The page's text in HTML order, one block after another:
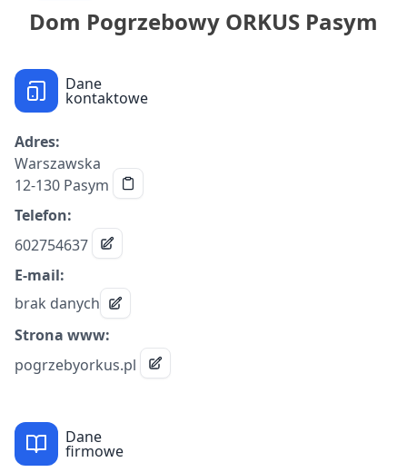
Dom Pogrzebowy ORKUS Pasym
Dane
kontaktowe
Adres:
Warszawska
12-130 Pasym
Telefon:
602754637
E-mail:
brak danych
Strona www:
pogrzebyorkus.pl
Dane
firmowe